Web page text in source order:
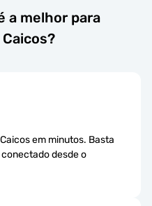
a melhor para
em minutos. Basta
desde o